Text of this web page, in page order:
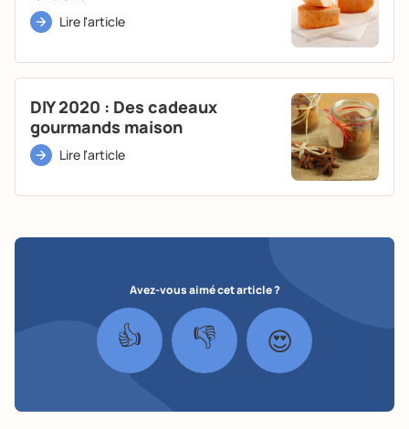
Lire l'article
DIY 2020 : Des cadeaux
gourmands maison
Lire l'article
Avez-vous aimé cet article ?
👍 👎 😍